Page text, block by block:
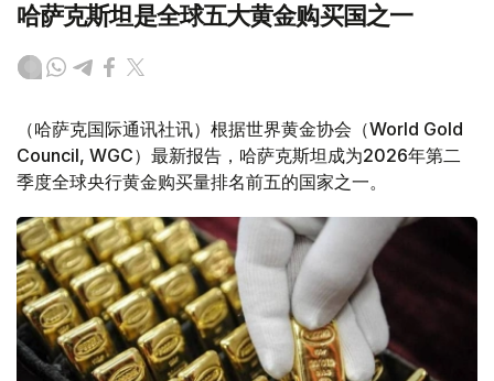
哈萨克斯坦是全球五大黄金购买国之一
（哈萨克国际通讯社讯）根据世界黄金协会（World Gold
Council, WGC）最新报告，哈萨克斯坦成为2026年第二
季度全球央行黄金购买量排名前五的国家之一。